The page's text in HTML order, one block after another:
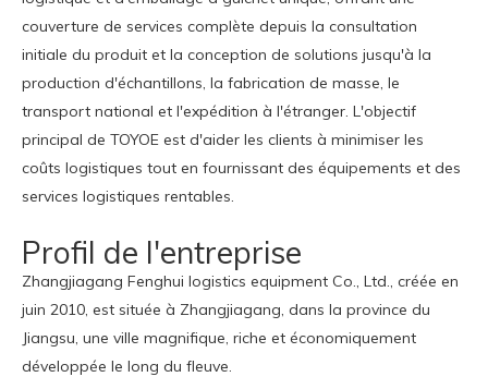
couverture de services complète depuis la consultation
initiale du produit et la conception de solutions jusqu'à la
production d'échantillons, la fabrication de masse, le
transport national et l'expédition à l'étranger. L'objectif
principal de TOYOE est d'aider les clients à minimiser les
coûts logistiques tout en fournissant des équipements et des
services logistiques rentables.
Profil de l'entreprise
Zhangjiagang Fenghui logistics equipment Co., Ltd., créée en
juin 2010, est située à Zhangjiagang, dans la province du
Jiangsu, une ville magnifique, riche et économiquement
développée le long du fleuve.